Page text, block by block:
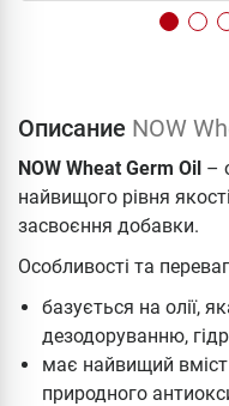
Описание NOW
NOW Wheat Germ Oil –
найвищого рівня
засвоєння добавки.
Особливості та
базується на олії,
дезодоруванню,
має найвищий вміст
природного